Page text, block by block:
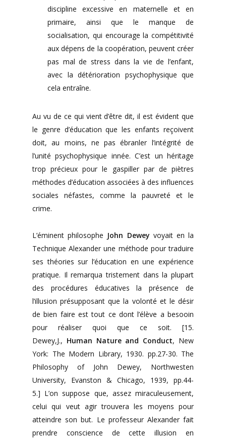
discipline excessive en maternelle et en
primaire, ainsi que le manque de
socialisation, qui encourage la compétitivité
aux dépens de la coopération, peuvent créer
pas mal de stress dans la vie de l’enfant,
avec la détérioration psychophysique que
cela entraîne.
Au vu de ce qui vient d’être dit, il est évident que
le genre d’éducation que les enfants reçoivent
doit, au moins, ne pas ébranler l’intégrité de
l’unité psychophysique innée. C’est un héritage
trop précieux pour le gaspiller par de piètres
méthodes d’éducation associées à des influences
sociales néfastes, comme la pauvreté et le
crime.
L’éminent philosophe John Dewey voyait en la
Technique Alexander une méthode pour traduire
ses théories sur l’éducation en une expérience
pratique. Il remarqua tristement dans la plupart
des procédures éducatives la présence de
l’illusion présupposant que la volonté et le désir
de bien faire est tout ce dont l’élève a besooin
pour réaliser quoi que ce soit. [15.
Dewey,J., Human Nature and Conduct, New
York: The Modern Library, 1930. pp.27-30. The
Philosophy of John Dewey, Northwesten
University, Evanston & Chicago, 1939, pp.44-
5.] L’on suppose que, assez miraculeusement,
celui qui veut agir trouvera les moyens pour
atteindre son but. Le professeur Alexander fait
prendre conscience de cette illusion en